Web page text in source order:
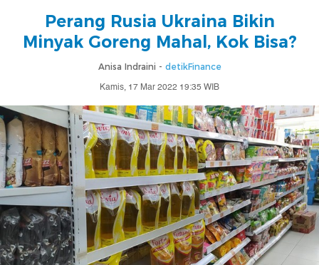
Perang Rusia Ukraina Bikin
Minyak Goreng Mahal, Kok Bisa?
Anisa Indraini - detikFinance
Kamis, 17 Mar 2022 19:35 WIB